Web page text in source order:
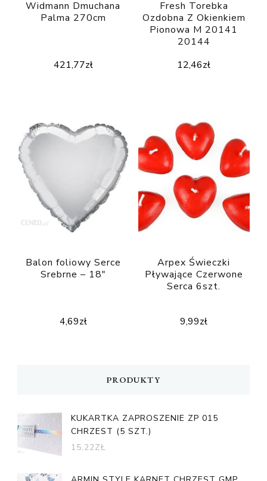
Widmann Dmuchana
Palma 270cm
421,77zł
Fresh Torebka
Ozdobna Z Okienkiem
Pionowa M 20141
20144
12,46zł
Balon foliowy Serce
Srebrne – 18″
4,69zł
Arpex Świeczki
Pływające Czerwone
Serca 6szt.
9,99zł
PRODUKTY
KUKARTKA ZAPROSZENIE ZP 015
CHRZEST (5 SZT.)
15,22ZŁ